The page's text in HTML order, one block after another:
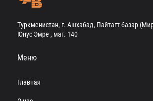
Туркменистан, г. Ашхабад, Пайтагт базар
Юнус Эмре , маг. 140
Меню
Главная